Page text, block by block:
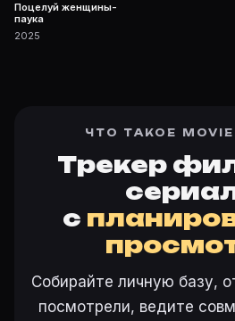
Поцелуй женщины-
паука
2025
ЧТО ТАКОЕ MOVIE
Трекер
с
Собирайте личную базу,
посмотрели, ведите